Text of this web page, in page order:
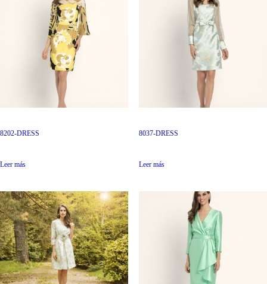
8202-DRESS
Leer más
8037-DRESS
Leer más